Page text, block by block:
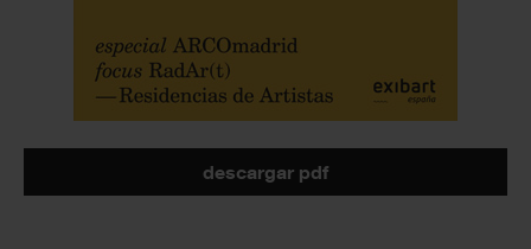
descargar pdf